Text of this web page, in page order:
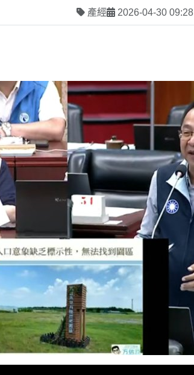
產經 2026-04-30 09:28